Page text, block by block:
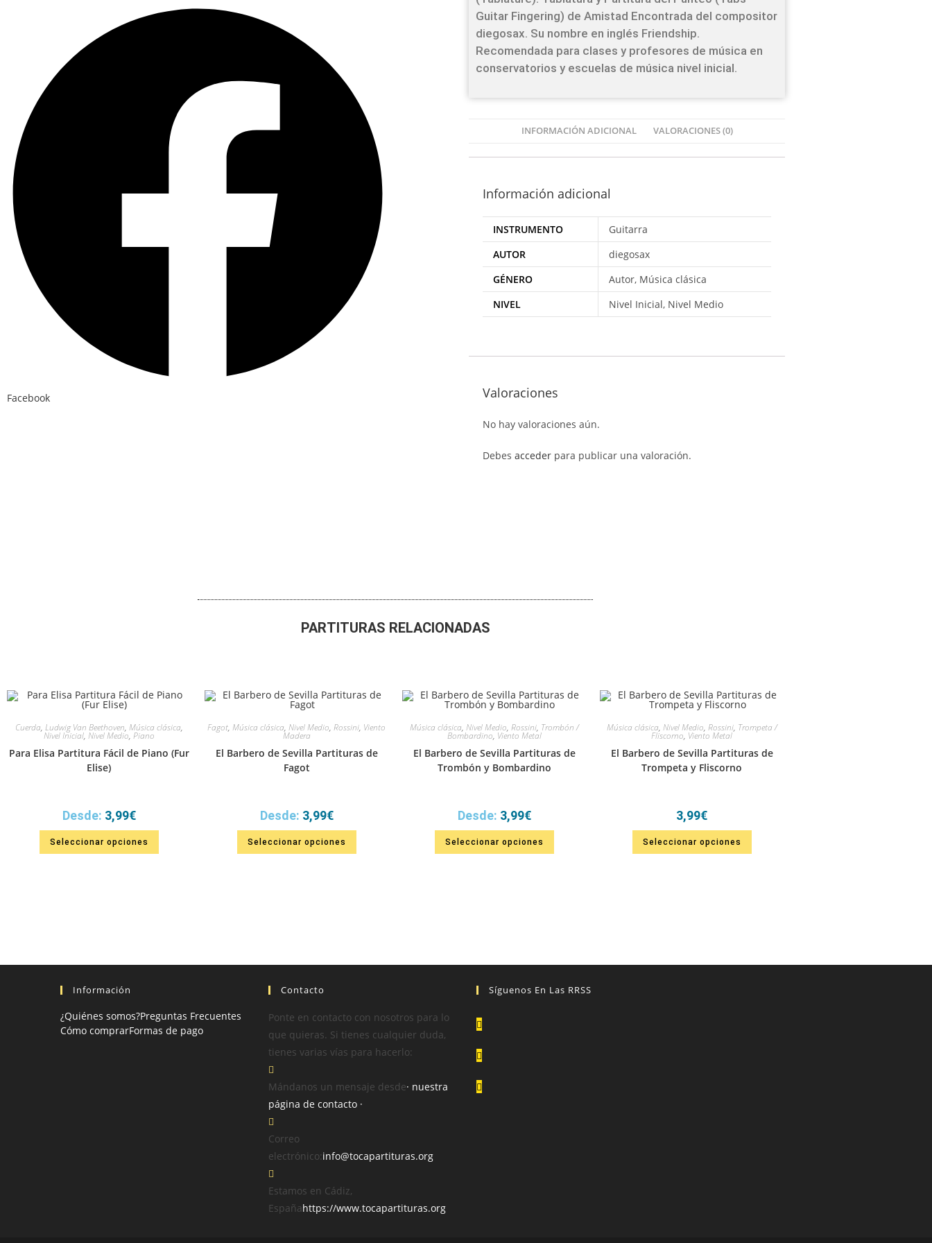
Facebook
Guitar Fingering) de Amistad Encontrada del compositor
diegosax. Su nombre en inglés Friendship.
Recomendada para clases y profesores de música en
conservatorios y escuelas de música nivel inicial.
INFORMACIÓN ADICIONAL VALORACIONES (0)
Información adicional
INSTRUMENTO
Guitarra
AUTOR
diegosax
GÉNERO
Autor, Música clásica
NIVEL
Nivel Inicial, Nivel Medio
Valoraciones
No hay valoraciones aún.
Debesacceder para publicar una valoración.
PARTITURAS RELACIONADAS
Cuerda, Ludwig Van Beethoven, Música clásica,
Nivel Inicial, Nivel Medio, Piano
Para Elisa Partitura Fácil de Piano (Fur
Elise)
Desde: 3,99€
Seleccionar opciones
Fagot, Música clásica, Nivel Medio, Rossini, Viento
Madera
El Barbero de Sevilla Partituras de
Fagot
Desde: 3,99€
Seleccionar opciones
Música clásica, Nivel Medio, Rossini, Trombón /
Bombardino, Viento Metal
El Barbero de Sevilla Partituras de
Trombón y Bombardino
Desde: 3,99€
Seleccionar opciones
Música clásica, Nivel Medio, Rossini, Trompeta /
Fliscorno, Viento Metal
El Barbero de Sevilla Partituras de
Trompeta y Fliscorno
3,99€
Seleccionar opciones
Información
¿Quiénes somos?Preguntas Frecuentes
Cómo comprarFormas de pago
Contacto
Ponte en contacto con nosotros para lo
que quieras. Si tienes cualquier duda,
tienes varias vías para hacerlo:
Mándanos un mensaje desde· nuestra
página de contacto ·
Correo
electrónico:info@tocapartituras.org
Estamos en Cádiz,
Españahttps://www.tocapartituras.org
Síguenos En Las RRSS